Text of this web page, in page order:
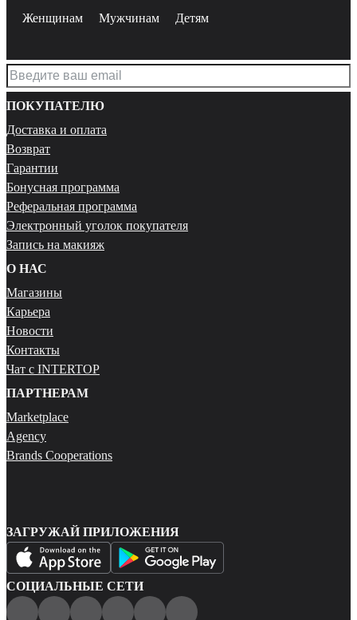
Женщинам Мужчинам Детям
ПОКУПАТЕЛЮ
Доставка и оплата
Возврат
Гарантии
Бонусная программа
Реферальная программа
Электронный уголок покупателя
Запись на макияж
О НАС
Магазины
Карьера
Новости
Контакты
Чат с INTERTOP
ПАРТНЕРАМ
Marketplace
Agency
Brands Cooperations
ЗАГРУЖАЙ ПРИЛОЖЕНИЯ
СОЦИАЛЬНЫЕ СЕТИ